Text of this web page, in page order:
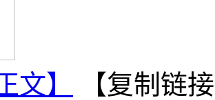
文】 【复制链